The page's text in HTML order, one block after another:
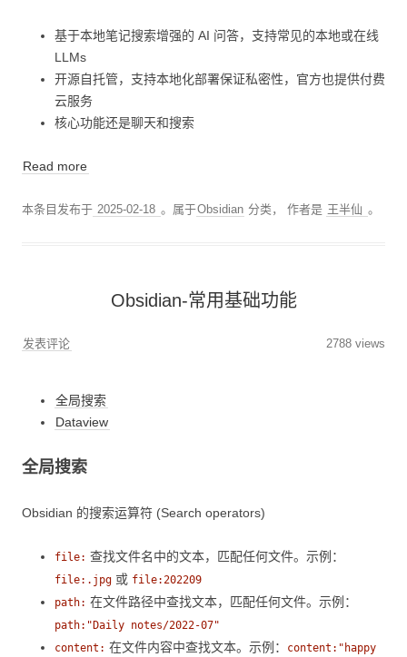
基于本地笔记搜索增强的 AI 问答，支持常见的本地或在线
LLMs
开源自托管，支持本地化部署保证私密性，官方也提供付费
云服务
核心功能还是聊天和搜索
Read more
本条目发布于 2025-02-18 。属于Obsidian 分类，作者是 王半仙 。
Obsidian-常用基础功能
发表评论 2788 views
全局搜索
Dataview
全局搜索
Obsidian 的搜索运算符 (Search operators)
file: 查找文件名中的文本，匹配任何文件。示例：
file:.jpg 或 file:202209
path: 在文件路径中查找文本，匹配任何文件。示例：
path:"Daily notes/2022-07"
content: 在文件内容中查找文本。示例：
content:"happy